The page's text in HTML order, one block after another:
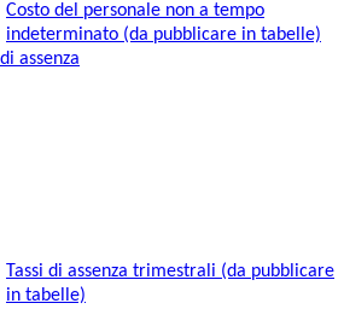
Costo del personale non a tempo
indeterminato (da pubblicare in tabelle)
assenza
Tassi di assenza trimestrali (da pubblicare
in tabelle)